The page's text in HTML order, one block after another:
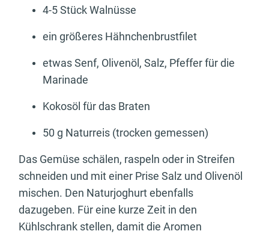
4-5 Stück Walnüsse
ein größeres Hähnchenbrustfilet
etwas Senf, Olivenöl, Salz, Pfeffer für die
Marinade
Kokosöl für das Braten
50 g Naturreis (trocken gemessen)
Das Gemüse schälen, raspeln oder in Streifen
schneiden und mit einer Prise Salz und Olivenöl
mischen. Den Naturjoghurt ebenfalls
dazugeben. Für eine kurze Zeit in den
Kühlschrank stellen, damit die Aromen